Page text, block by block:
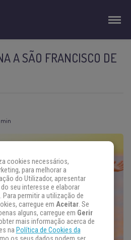
A SÃO FRANCISCO DE
min
cookies necessários,
para melhorar a
do Utilizador, apresentar
seu interesse e elaborar
permitir a utilização de
carregue em Aceitar. Se
alguns, carregue em Gerir
mais informação acerca de
na Política de Cookies da